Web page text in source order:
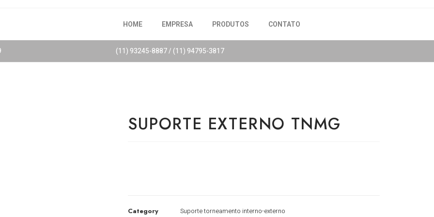
HOME EMPRESA PRODUTOS CONTATO
(11) 93245-8887 / (11) 94795-3817
SUPORTE EXTERNO TNMG
Category Suporte torneamento interno-externo